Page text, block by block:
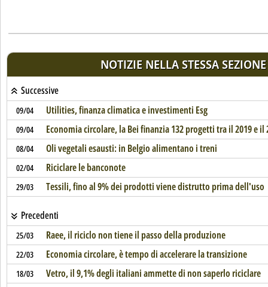
NOTIZIE NELLA STESSA SEZIONE
Successive
09/04 Utilities, finanza climatica e investimenti Esg
09/04 Economia circolare, la Bei finanzia 132 progetti tra il 2019 e il
08/04 Oli vegetali esausti: in Belgio alimentano i treni
02/04 Riciclare le banconote
29/03 Tessili, fino al 9% dei prodotti viene distrutto prima dell'uso
Precedenti
25/03 Raee, il riciclo non tiene il passo della produzione
22/03 Economia circolare, è tempo di accelerare la transizione
18/03 Vetro, il 9,1% degli italiani ammette di non saperlo riciclare